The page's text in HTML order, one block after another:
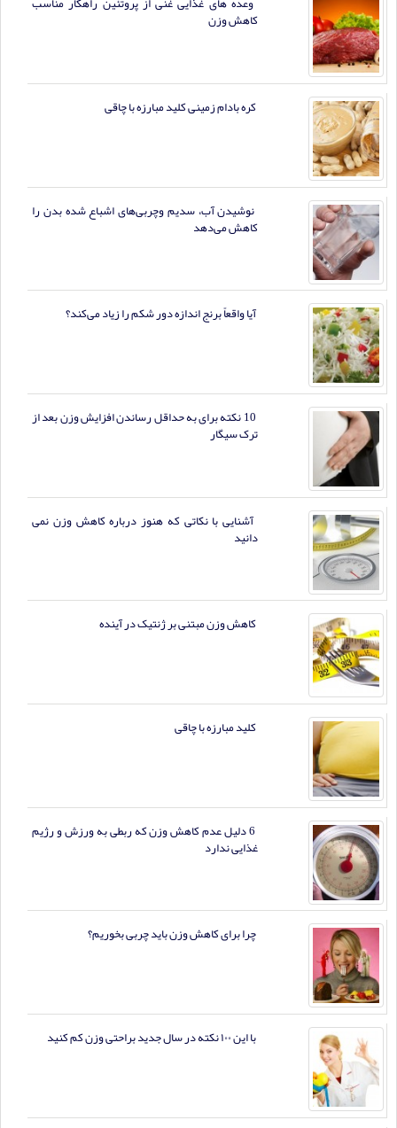
کاهش وزن
کره بادام زمینی کلید مبارزه با چاقی
نوشیدن آب، سدیم وچربی‌های اشباع شده بدن را
کاهش می‌دهد
آیا واقعاً برنج اندازه دور شکم را زیاد می‌کند؟
10 نکته برای به حداقل رساندن افزایش وزن بعد از
ترک سیگار
آشنایی با نکاتی که هنوز درباره کاهش وزن نمی
دانید
کاهش وزن مبتنی بر ژنتیک در آینده
کلید مبارزه با چاقی
6 دلیل عدم کاهش وزن که ربطی به ورزش و رژیم
غذایی ندارد
چرا برای کاهش وزن باید چربی بخوریم؟
با این ۱۰۰ نکته در سال جدید براحتی وزن کم کنید